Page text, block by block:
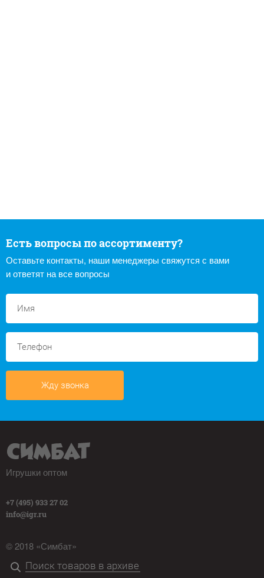
Есть вопросы по ассортименту?
Оставьте контакты, наши менеджеры свяжутся с вами
и ответят на все вопросы
Жду звонка
Игрушки оптом
+7 (495) 933 27 02
info@igr.ru
© 2018 «Симбат»